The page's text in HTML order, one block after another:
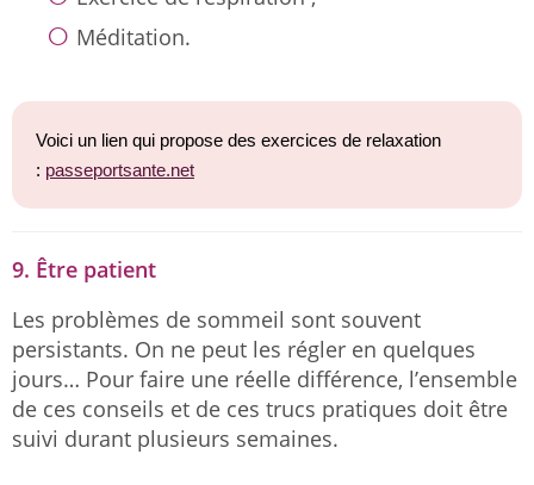
Méditation.
Voici un lien qui propose des exercices de relaxation
: passeportsante.net
9. Être patient
Les problèmes de sommeil sont souvent
persistants. On ne peut les régler en quelques
jours… Pour faire une réelle différence, l’ensemble
de ces conseils et de ces trucs pratiques doit être
suivi durant plusieurs semaines.